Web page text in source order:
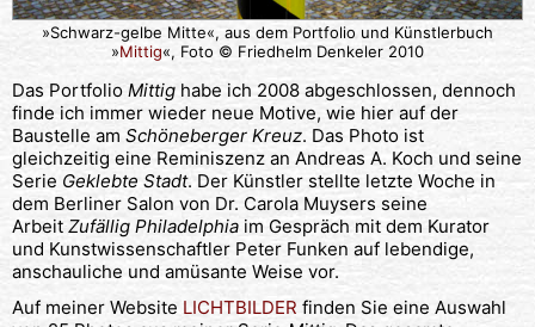
»Schwarz-gelbe Mitte«, aus dem Portfolio und Künstlerbuch
»Mittig«, Foto © Friedhelm Denkeler 2010
Das Portfolio Mittig habe ich 2008 abgeschlossen, dennoch
finde ich immer wieder neue Motive, wie hier auf der
Baustelle am Schöneberger Kreuz. Das Photo ist
gleichzeitig eine Reminiszenz an Andreas A. Koch und seine
Serie Geklebte Stadt. Der Künstler stellte letzte Woche in
dem Berliner Salon von Dr. Carola Muysers seine
Arbeit Zufällig Philadelphia im Gespräch mit dem Kurator
und Kunstwissenschaftler Peter Funken auf lebendige,
anschauliche und amüsante Weise vor.
Auf meiner Website LICHTBILDER finden Sie eine Auswahl